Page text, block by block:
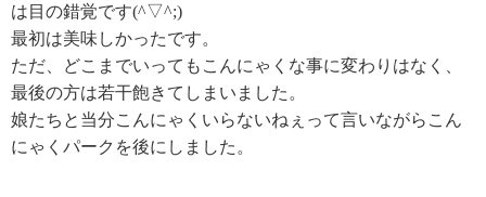
は目の錯覚です(^▽^;)
最初は美味しかったです。
ただ、どこまでいってもこんにゃくな事に変わりはなく、
最後の方は若干飽きてしまいました。
娘たちと当分こんにゃくいらないねぇって言いながらこん
にゃくパークを後にしました。